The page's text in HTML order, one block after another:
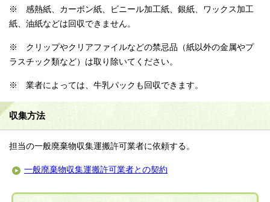
※ 感熱紙、カーボン紙、ビニール加工紙、銀紙、ワックス加工
紙、油紙などは回収できません。
※ クリップやクリアファイルなどの禁忌品（紙以外の金属やプ
ラスチック類など）は取り除いてください。
※ 業者によっては、牛乳パックも回収できます。
収集方法
担当の一般廃棄物収集運搬許可業者に依頼する。
一般廃棄物収集運搬許可業者との契約